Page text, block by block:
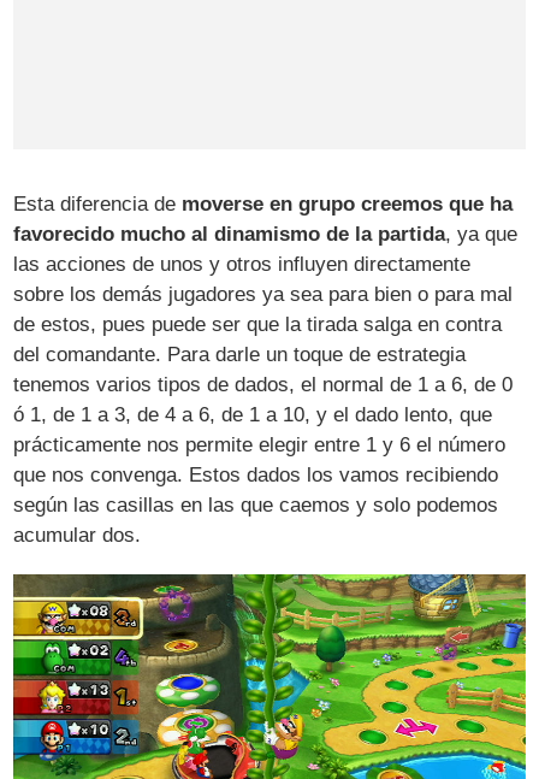
Esta diferencia de moverse en grupo creemos que ha
favorecido mucho al dinamismo de la partida, ya que
las acciones de unos y otros influyen directamente
sobre los demás jugadores ya sea para bien o para mal
de estos, pues puede ser que la tirada salga en contra
del comandante. Para darle un toque de estrategia
tenemos varios tipos de dados, el normal de 1 a 6, de 0
ó 1, de 1 a 3, de 4 a 6, de 1 a 10, y el dado lento, que
prácticamente nos permite elegir entre 1 y 6 el número
que nos convenga. Estos dados los vamos recibiendo
según las casillas en las que caemos y solo podemos
acumular dos.